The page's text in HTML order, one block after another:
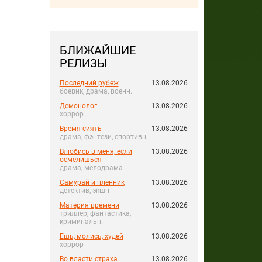
БЛИЖАЙШИЕ
РЕЛИЗЫ
Последний рубеж
боевик, драма, военн.
13.08.2026
Демонолог
хоррор
13.08.2026
Время сиять
драма, фэнтези, спортивн.
13.08.2026
Влюбись в меня, если
осмелишься
драма, мелодрама
13.08.2026
Самурай и пленник
детектив, экшн
13.08.2026
Материя времени
триллер, фантастика,
криминальн.
13.08.2026
Ешь, молись, худей
хоррор
13.08.2026
Во власти страха
13.08.2026